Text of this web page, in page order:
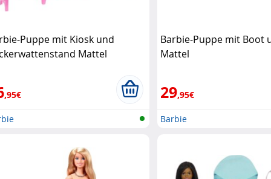
Puppe mit Kiosk und
Mattel
,95€
Barbie-Puppe mit Boot
Mattel
29,95€
Barbie